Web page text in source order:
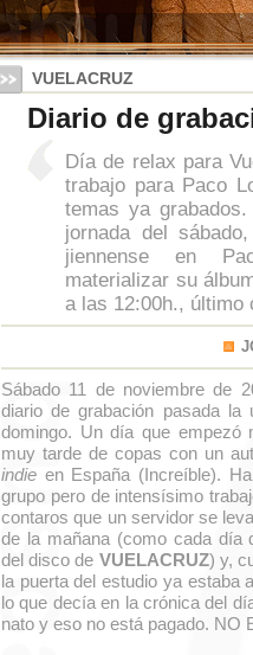
VUELACRUZ
Diario de
Día de relax para
trabajo para Paco
temas ya
jornada del
jiennense en
materializar su
a las 12:00h., último
Sábado 11 de noviembre de
diario de grabación pasada
domingo. Un día que empezó
muy tarde de copas con un
indie en España (Increíble).
grupo pero de intensísimo
contaros que un servidor se
de la mañana (como cada día
del disco de VUELACRUZ) y,
la puerta del estudio ya estaba
lo que decía en la crónica del
nato y eso no está pagado. NO